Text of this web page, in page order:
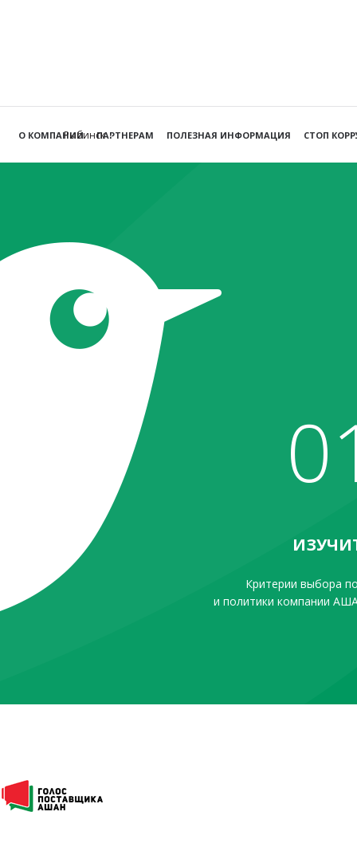
Рыбинск
О КОМПАНИИ ПАРТНЕРАМ ПОЛЕЗНАЯ ИНФОРМАЦИЯ СТОП
Критерии выбора
и политики компании